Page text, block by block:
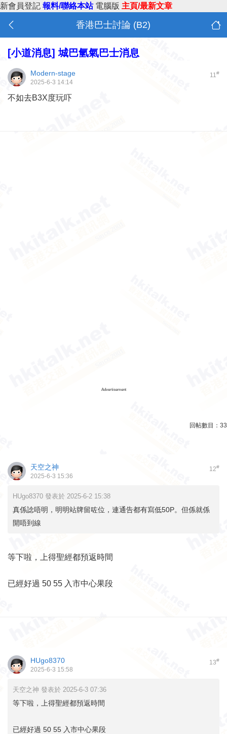
新會員登記 報料/聯絡本站 電腦版 主頁/最新文章
香港巴士討論 (B2)
[小道消息] 城巴氫氣巴士消息
11#
Modern-stage
2025-6-3 14:14
不如去B3X度玩吓
Advertisement
回帖數目： 33
12#
天空之神
2025-6-3 15:36
HUgo8370 發表於 2025-6-2 15:38
真係諗唔明，明明站牌留咗位，連通告都有寫低50P。但係就係
開唔到線
等下啦，上得聖經都預返時間
已經好過 50 55 入市中心果段
13#
HUgo8370
2025-6-3 15:58
天空之神 發表於 2025-6-3 07:36
等下啦，上得聖經都預返時間
已經好過 50 55 入市中心果段